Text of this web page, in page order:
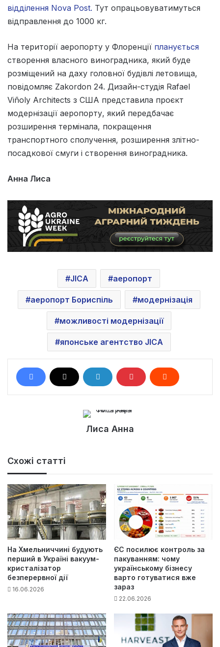
відділення Nova Post. Тут опрацьовуватимуться
відправлення до 1000 кг.
На території аеропорту у Флоренції планується
створення власного виноградника, який буде
розміщений на даху головної будівлі летовища,
повідомляє Zakordon 24. Дизайн-студія Rafael
Viñoly Architects з США представила проєкт
модернізації аеропорту, який передбачає
розширення термінала, покращення
транспортного сполучення, розширення злітно-
посадкової смуги і створення виноградника.
Анна Лиса
JICA аеропорт
аеропорт Бориспіль модернізація
можливості модернізації
японське агентство JICA
Лиса Анна
Схожі статті
На Хмельниччині будують
перший в Україні вакуум-
кристалізатор
безперервної дії
16.06.2026
ЄС посилює контроль за
пакуванням: чому
українському бізнесу
варто готуватися вже
зараз
22.06.2026